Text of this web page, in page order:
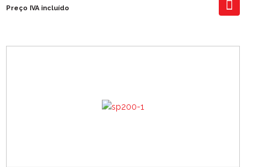
Preço IVA incluído